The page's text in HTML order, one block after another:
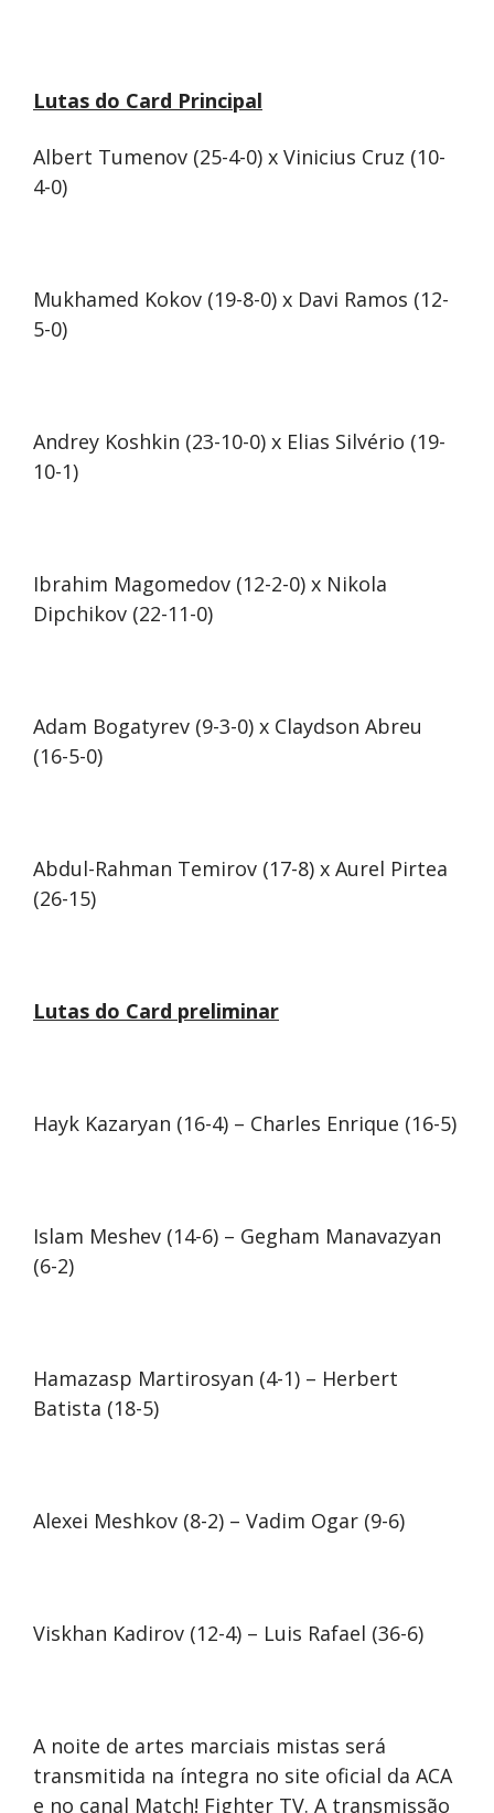
Lutas do Card Principal
Albert Tumenov (25-4-0) x Vinicius Cruz (10-
4-0)
Mukhamed Kokov (19-8-0) x Davi Ramos (12-
5-0)
Andrey Koshkin (23-10-0) x Elias Silvério (19-
10-1)
Ibrahim Magomedov (12-2-0) x Nikola
Dipchikov (22-11-0)
Adam Bogatyrev (9-3-0) x Claydson Abreu
(16-5-0)
Abdul-Rahman Temirov (17-8) x Aurel Pirtea
(26-15)
Lutas do Card preliminar
Hayk Kazaryan (16-4) – Charles Enrique (16-5)
Islam Meshev (14-6) – Gegham Manavazyan
(6-2)
Hamazasp Martirosyan (4-1) – Herbert
Batista (18-5)
Alexei Meshkov (8-2) – Vadim Ogar (9-6)
Viskhan Kadirov (12-4) – Luis Rafael (36-6)
A noite de artes marciais mistas será
transmitida na íntegra no site oficial da ACA
e no canal Match! Fighter TV. A transmissão